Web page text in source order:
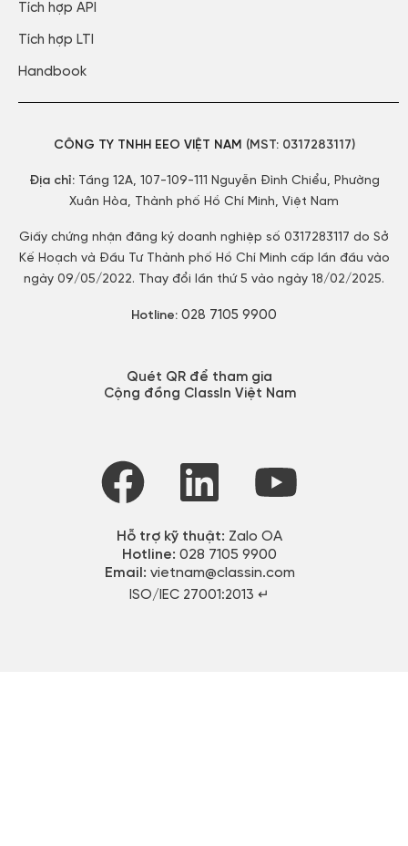
Tích hợp API​
Tích hợp LTI
Handbook
CÔNG TY TNHH EEO VIỆT NAM (MST: 0317283117)
Địa chỉ: Tầng 12A, 107-109-111 Nguyễn Đình Chiểu, Phường
Xuân Hòa, Thành phố Hồ Chí Minh, Việt Nam
Giấy chứng nhận đăng ký doanh nghiệp số 0317283117 do Sở
Kế Hoạch và Đầu Tư Thành phố Hồ Chí Minh cấp lần đầu vào
ngày 09/05/2022. Thay đổi lần thứ 5 vào ngày 18/02/2025.
Hotline: 028 7105 9900
Quét QR để tham gia
Cộng đồng ClassIn Việt Nam
Hỗ trợ kỹ thuật: Zalo OA
Hotline: 028 7105 9900
Email: vietnam@classin.com
ISO/IEC 27001:2013 ↵​